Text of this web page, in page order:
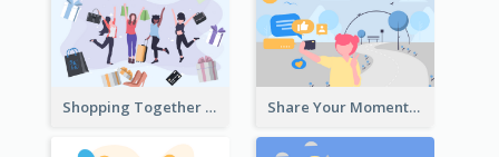
Shopping Together Illustration Share Your Moments To The World Illustration